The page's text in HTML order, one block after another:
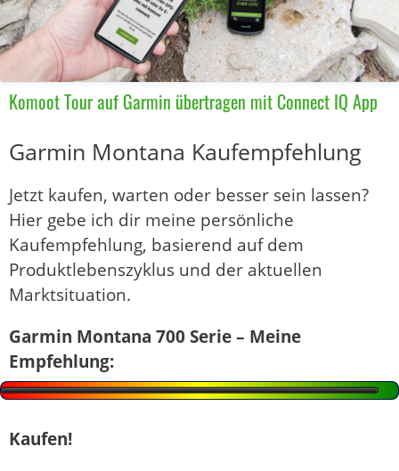
Komoot Tour auf Garmin übertragen mit Connect IQ App
Garmin Montana Kaufempfehlung
Jetzt kaufen, warten oder besser sein lassen?
Hier gebe ich dir meine persönliche
Kaufempfehlung, basierend auf dem
Produktlebenszyklus und der aktuellen
Marktsituation.
Garmin Montana 700 Serie – Meine
Empfehlung:
Kaufen!